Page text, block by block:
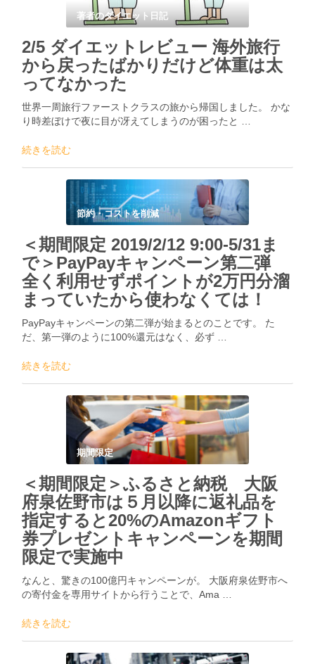
著者のダイエット日記
2/5 ダイエットレビュー 海外旅行
から戻ったばかりだけど体重は太
ってなかった
世界一周旅行ファーストクラスの旅から帰国しました。 かな
り時差ぼけで夜に目が冴えてしまうのが困ったと …
続きを読む
節約・コストを削減
＜期間限定 2019/2/12 9:00-5/31ま
で＞PayPayキャンペーン第二弾
全く利用せずポイントが2万円分溜
まっていたから使わなくては！
PayPayキャンペーンの第二弾が始まるとのことです。 た
だ、第一弾のように100%還元はなく、必ず …
続きを読む
期間限定
＜期間限定＞ふるさと納税 大阪
府泉佐野市は５月以降に返礼品を
指定すると20%のAmazonギフト
券プレゼントキャンペーンを期間
限定で実施中
なんと、驚きの100億円キャンペーンが。 大阪府泉佐野市へ
の寄付金を専用サイトから行うことで、Ama …
続きを読む